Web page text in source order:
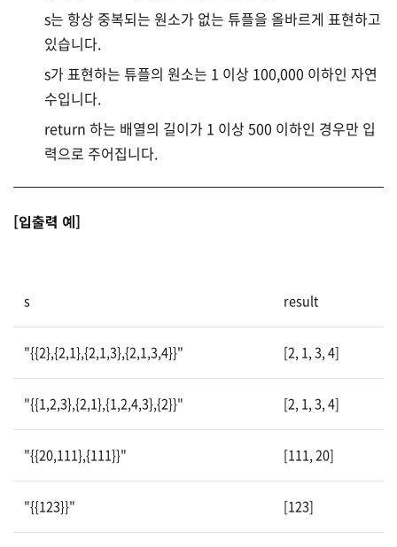
s는 항상 중복되는 원소가 없는 튜플을 올바르게 표현하고
있습니다.
s가 표현하는 튜플의 원소는 1 이상 100,000 이하인 자연
수입니다.
return 하는 배열의 길이가 1 이상 500 이하인 경우만 입
력으로 주어집니다.
[입출력 예]
s result
"{{2},{2,1},{2,1,3},{2,1,3,4}}" [2, 1, 3, 4]
"{{1,2,3},{2,1},{1,2,4,3},{2}}" [2, 1, 3, 4]
"{{20,111},{111}}" [111, 20]
"{{123}}" [123]